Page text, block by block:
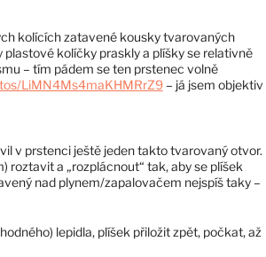
kolících zatavené kousky tvarovaných
kolíčky praskly a plíšky se relativně
– tím pádem se ten prstenec volně
LiMN4Ms4maKHMRrZ9– já jsem objektiv
v prstenci ještě jeden takto tvarovaný otvor.
a „rozplácnout“ tak, aby se plíšek
nad plynem/zapalovačem nejspíš taky –
lepidla, plíšek přiložit zpět, počkat, až